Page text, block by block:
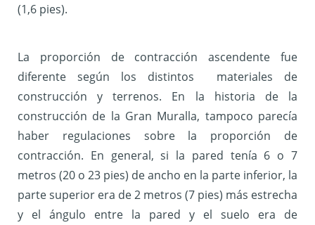
(1,6 pies).
La proporción de contracción ascendente fue
diferente según los distintos materiales de
construcción y terrenos. En la historia de la
construcción de la Gran Muralla, tampoco parecía
haber regulaciones sobre la proporción de
contracción. En general, si la pared tenía 6 o 7
metros (20 o 23 pies) de ancho en la parte inferior, la
parte superior era de 2 metros (7 pies) más estrecha
y el ángulo entre la pared y el suelo era de